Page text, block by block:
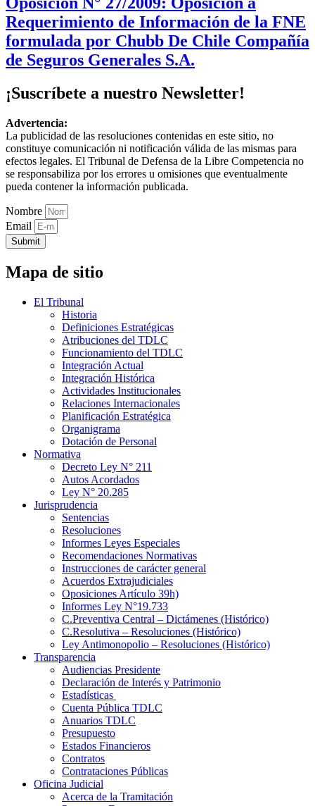
Requerimiento de Información de la FNE
formulada por Chubb De Chile Compañía
de Seguros Generales S.A.
¡Suscríbete a nuestro Newsletter!
Advertencia:
La publicidad de las resoluciones contenidas en este sitio, no
constituye comunicación ni notificación válida de las mismas para
efectos legales. El Tribunal de Defensa de la Libre Competencia no
se responsabiliza por los errores u omisiones que eventualmente
pueda contener la información publicada.
Nombre
Email
Submit
Mapa de sitio
El Tribunal
Historia
Definiciones Estratégicas
Atribuciones del TDLC
Funcionamiento del TDLC
Integración Actual
Integración Histórica
Actividades Institucionales
Relaciones Internacionales
Planificación Estratégica
Organigrama
Dotación de Personal
Normativa
Decreto Ley N° 211
Autos Acordados
Ley N° 20.285
Jurisprudencia
Sentencias
Resoluciones
Informes Leyes Especiales
Recomendaciones Normativas
Instrucciones de carácter general
Acuerdos Extrajudiciales
Oposiciones Artículo 39h)
Informes Ley N°19.733
C.Preventiva Central – Dictámenes (Histórico)
C.Resolutiva – Resoluciones (Histórico)
Ley Antimonopolio – Resoluciones (Histórico)
Transparencia
Audiencias Presidente
Declaración de Interés y Patrimonio
Estadísticas
Cuenta Pública TDLC
Anuarios TDLC
Presupuesto
Estados Financieros
Contratos
Contrataciones Públicas
Oficina Judicial
Acerca de la Tramitación